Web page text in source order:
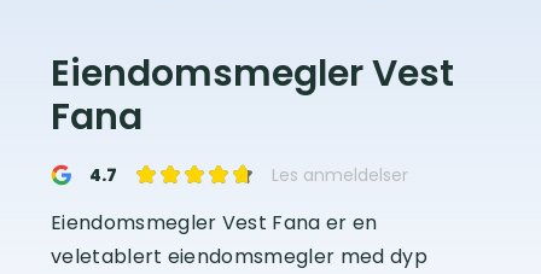
Eiendomsmegler Vest
Fana
4.7 Les anmeldelser
Eiendomsmegler Vest Fana er en
veletablert eiendomsmegler med dyp